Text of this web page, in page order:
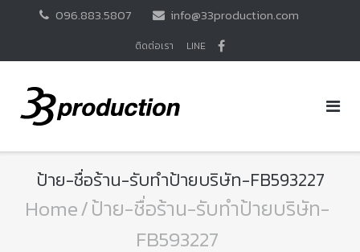
096.883.5807 info@33production.com
ติดต่อเรา LINE
ป้าย-ชื่อร้าน-รับทำป้ายบริษัท-FB593227
Home/ป้าย-ชื่อร้าน-รับทำป้ายบริษัท-
FB593227